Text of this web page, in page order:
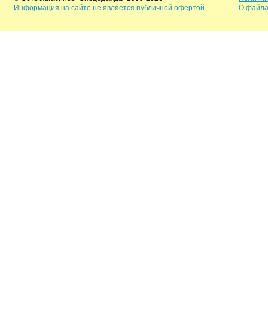
Информация на сайте не является публичной офертой
О